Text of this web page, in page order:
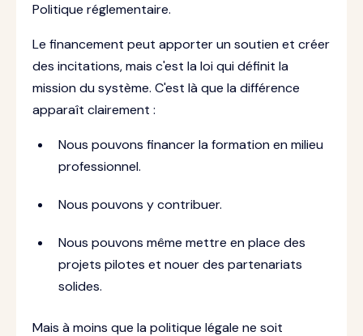
Politique réglementaire.
Le financement peut apporter un soutien et créer
des incitations, mais c'est la loi qui définit la
mission du système. C'est là que la différence
apparaît clairement :
Nous pouvons financer la formation en milieu
professionnel.
Nous pouvons y contribuer.
Nous pouvons même mettre en place des
projets pilotes et nouer des partenariats
solides.
Mais à moins que la politique légale ne soit